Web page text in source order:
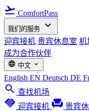
flight_takeoff ComfortPass
我们的服务 expand_more
迎宾接机 贵宾休息室 机
成为合作伙伴
language 中文 expand_more
English EN Deutsch DE
search 查找机场
handshake 迎宾接机 chair 贵宾